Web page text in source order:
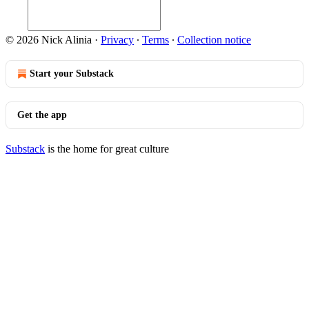
© 2026 Nick Alinia · Privacy ∙ Terms ∙ Collection notice
Start your Substack
Get the app
Substack is the home for great culture